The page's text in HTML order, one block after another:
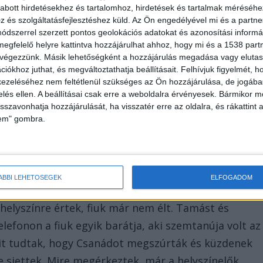
hirdetésekhez és tartalomhoz, hirdetések és tartalmak
és szolgáltatásfejlesztéshez küld. Az Ön engedélyével mi és a
szerzett pontos geolokációs adatokat és azonosítási
helyre kattintva hozzájárulhat ahhoz, hogy mi és a 1538
Másik lehetőségként a hozzájárulás megadása vagy
juthat, és megváltoztathatja beállításait. Felhívjuk figyelmét,
nem feltétlenül szükséges az Ön hozzájárulása, de
ellen. A beállításai csak erre a weboldalra érvényesek. Bármikor
hozzájárulását, ha visszatér erre az oldalra, és rákattint
gombra.
LEHETŐSÉGEK ELFOGADOM
tartva egy konyhakést vett magához. Amikor
emlegettek, megmutatta nekik a nála lévő kést.
de egy vélt sérelem miatt visszafutottak a
combon rúgott.
szorult, amikor a másik férfi ököllel
A nézetletérés vége az lett, hogy a 20
fiút, hogy az még a helyszínen meghalt. Az
értek, fiuk már nem élt. Tamást és
a fiuk egyik barátja, aki szemtanúja volt az
tudtak, hogy Csanádot megszúrták és küzdenek